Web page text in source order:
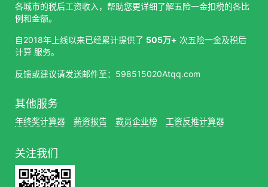
各城市的税后工资收入，帮助您更详细了解五险一金扣税的各比
例和金额。
自2018年上线以来已经累计提供了 505万+ 次五险一金及税后
计算 服务。
反馈或建议请发送邮件至：598515020Atqq.com
其他服务
年终奖计算器 薪资报告 裁员企业榜 工资反推计算器
关注我们